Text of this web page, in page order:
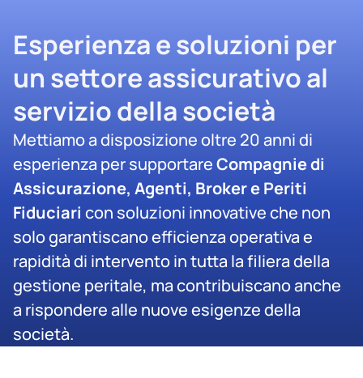
Esperienza e soluzioni per
un settore assicurativo al
servizio della società
Mettiamo a disposizione oltre 20 anni di
esperienza per supportare Compagnie di
Assicurazione, Agenti, Broker e Periti
Fiduciari con soluzioni innovative che non
solo garantiscano efficienza operativa e
rapidità di intervento in tutta la filiera della
gestione peritale, ma contribuiscano anche
a rispondere alle nuove esigenze della
società.